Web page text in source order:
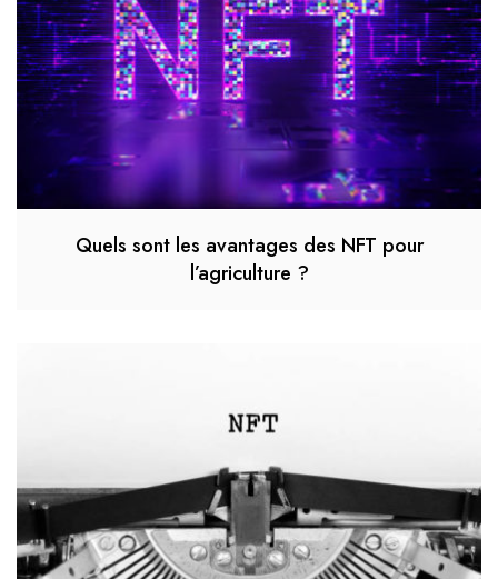
Quels sont les avantages des NFT pour
l’agriculture ?